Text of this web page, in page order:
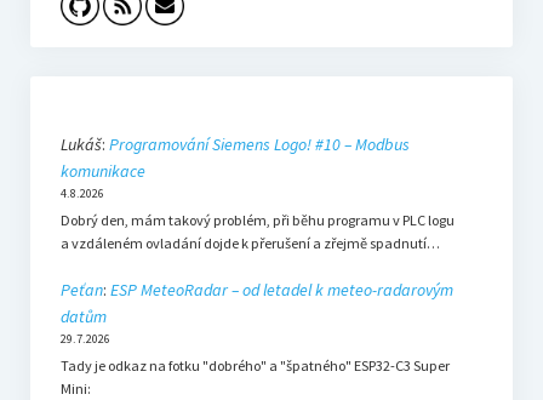
Lukáš: Programování Siemens Logo! #10 – Modbus
komunikace
4.8.2026
Dobrý den, mám takový problém, při běhu programu v PLC logu
a vzdáleném ovladání dojde k přerušení a zřejmě spadnutí…
Peťan: ESP MeteoRadar – od letadel k meteo-radarovým
datům
29.7.2026
Tady je odkaz na fotku "dobrého" a "špatného" ESP32-C3 Super
Mini: